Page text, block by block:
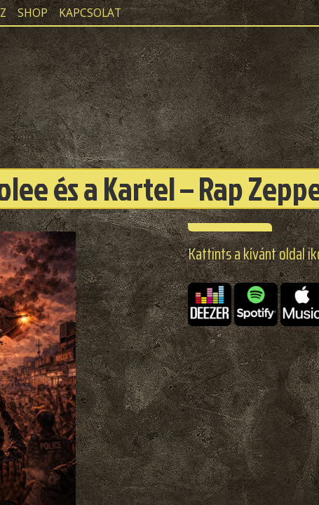
SHOP KAPCSOLAT
és a Kartel – Rap
Kattints a kívánt oldal